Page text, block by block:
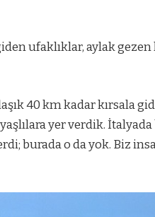
ufaklıklar, aylak
40 km kadar kırsala
yer verdik. İtalyada
burada o da yok. Biz